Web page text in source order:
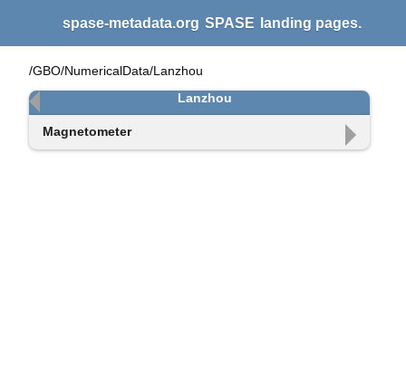
spase-metadata.org SPASE landing pages.
/GBO/NumericalData/Lanzhou
Lanzhou
Magnetometer